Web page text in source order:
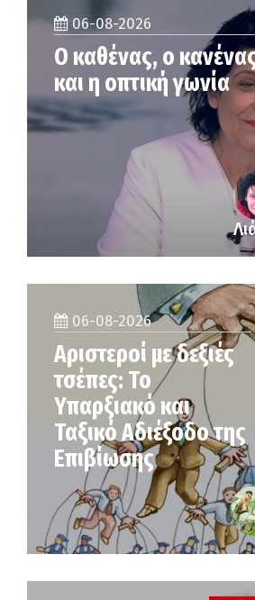
06-08-2026
Ο καθένας, ο
και η οπτική γωνία
06-08-2026
Αριστεροί με δεξιές
τσέπες: Το
Υπαρξιακό και
Ταξικό Αδιέξοδο της
Επιβίωσης